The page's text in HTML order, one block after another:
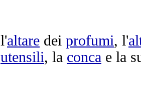
l'altare dei profumi, l'
utensili, la conca e la